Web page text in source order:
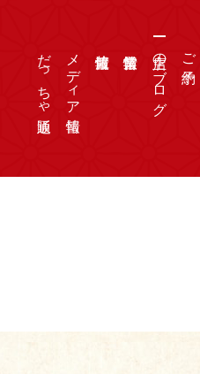
ご予約
店主のブログ
メディア情報
だっちゃ通販